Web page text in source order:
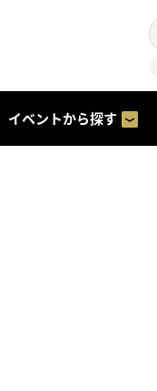
イベントから探す